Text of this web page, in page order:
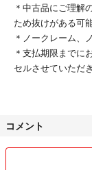
＊中古品にご理解
ため抜けがある可
＊ノークレーム、
＊支払期限までに
セルさせていただ
＊翌日発送を基
コメント